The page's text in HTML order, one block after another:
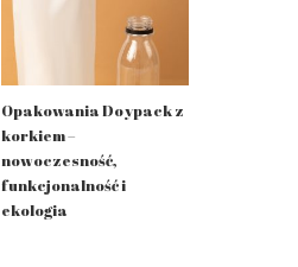
Opakowania Doypack z
korkiem –
nowoczesność,
funkcjonalność i
ekologia